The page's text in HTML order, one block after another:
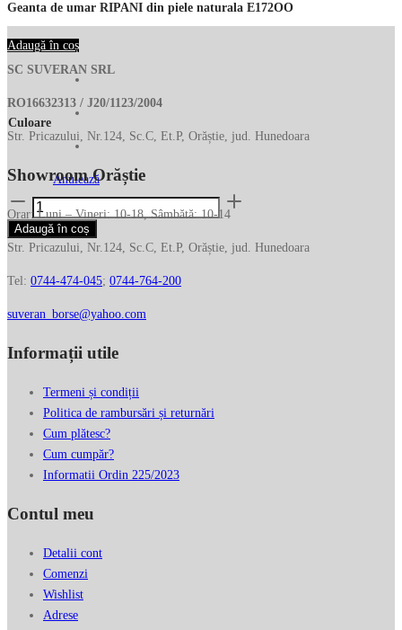
Geanta de umar RIPANI din piele naturala E172OO
Adaugă în coș
Culoare
Anulează
Cantitate
Geanta
de
RIPANI
piele
E172OO
Adaugă în coș
SC SUVERAN SRL
RO16632313 / J20/1123/2004
Str. Pricazului, Nr.124, Sc.C, Et.P, Orăștie, jud. Hunedoara
Showroom Orăștie
Orar: Luni – Vineri: 10-18, Sâmbătă: 10-14
Str. Pricazului, Nr.124, Sc.C, Et.P, Orăștie, jud. Hunedoara
Tel: 0744-474-045; 0744-764-200
suveran_borse@yahoo.com
Informații utile
Termeni și condiții
Politica de rambursări și returnări
Cum plătesc?
Cum cumpăr?
Informatii Ordin 225/2023
Contul meu
Detalii cont
Comenzi
Wishlist
Adrese